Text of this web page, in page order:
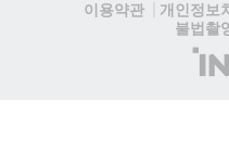
이용약관
개인정보
불법촬